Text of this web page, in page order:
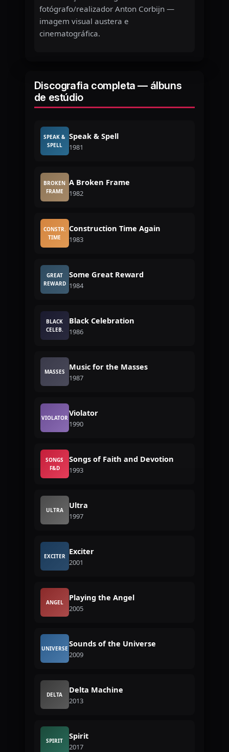
fotógrafo/realizador Anton Corbijn —
imagem visual austera e
cinematográfica.
Discografia completa — álbuns
de estúdio
SPEAK &
SPELL
Speak & Spell
1981
BROKEN
FRAME
A Broken Frame
1982
CONSTR.
TIME
Construction Time Again
1983
GREAT
REWARD
Some Great Reward
1984
BLACK
CELEB.
Black Celebration
1986
MASSES
Music for the Masses
1987
VIOLATOR
Violator
1990
SONGS
F&D
Songs of Faith and Devotion
1993
ULTRA
Ultra
1997
EXCITER
Exciter
2001
ANGEL
Playing the Angel
2005
UNIVERSE
Sounds of the Universe
2009
DELTA
Delta Machine
2013
SPIRIT
Spirit
2017